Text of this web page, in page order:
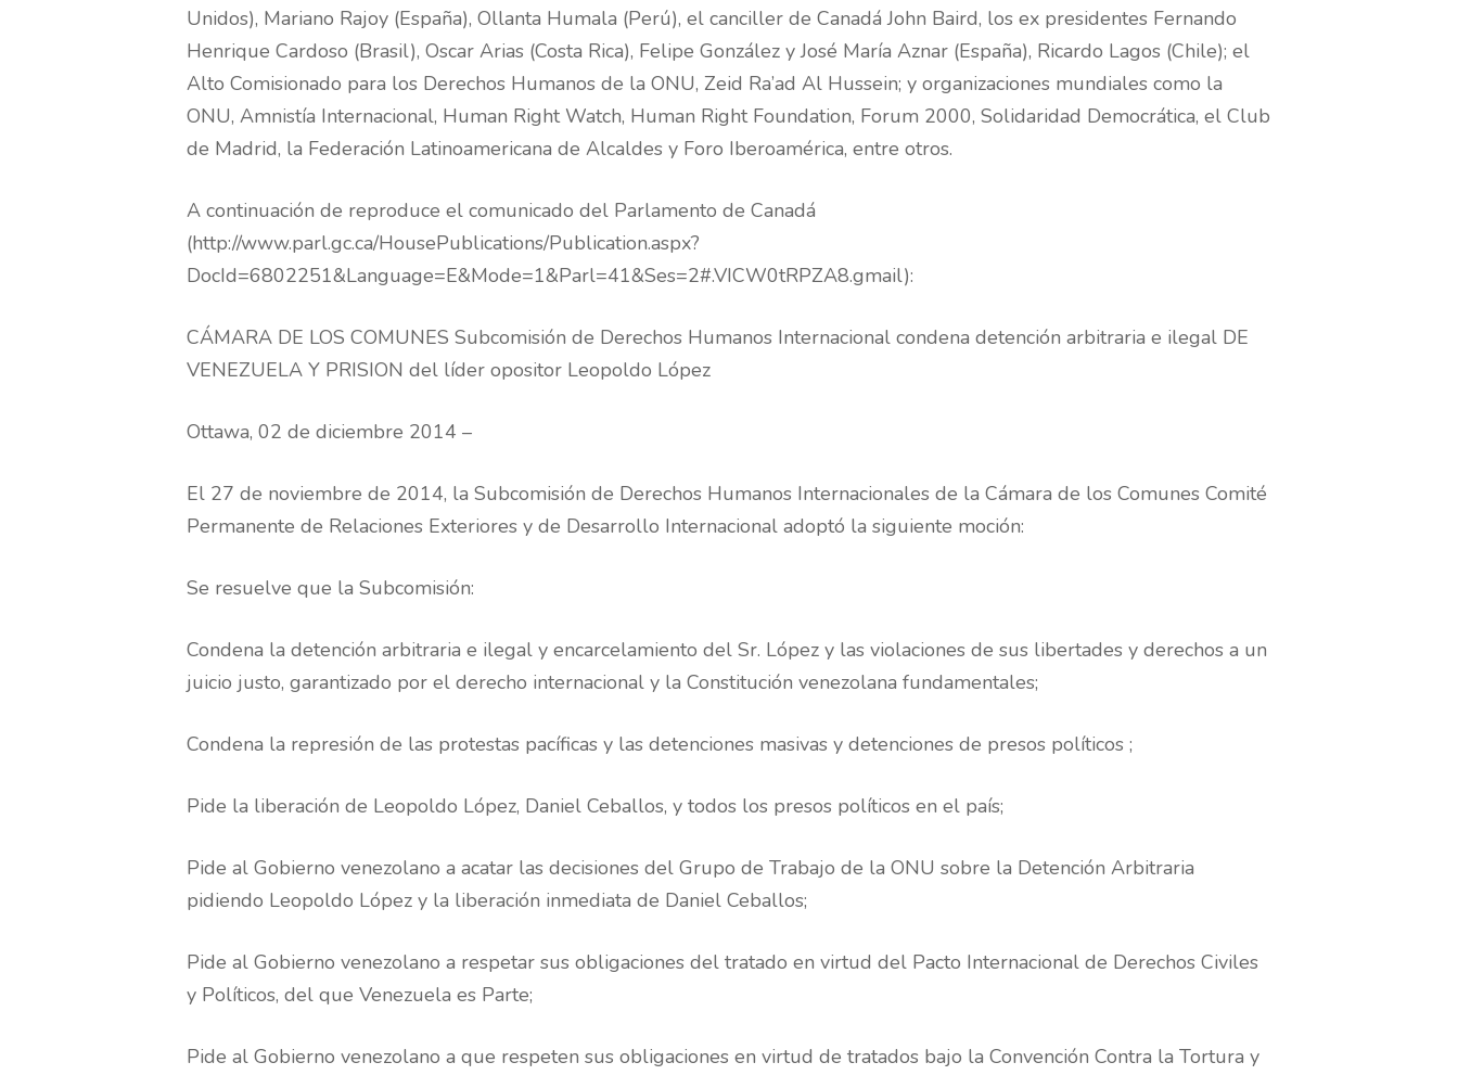
Unidos), Mariano Rajoy (España), Ollanta Humala (Perú), el canciller de Canadá John Baird, los ex presidentes Fernando
Henrique Cardoso (Brasil), Oscar Arias (Costa Rica), Felipe González y José María Aznar (España), Ricardo Lagos (Chile); el
Alto Comisionado para los Derechos Humanos de la ONU, Zeid Ra’ad Al Hussein; y organizaciones mundiales como la
ONU, Amnistía Internacional, Human Right Watch, Human Right Foundation, Forum 2000, Solidaridad Democrática, el Club
de Madrid, la Federación Latinoamericana de Alcaldes y Foro Iberoamérica, entre otros.
A continuación de reproduce el comunicado del Parlamento de Canadá
(http://www.parl.gc.ca/HousePublications/Publication.aspx?
DocId=6802251&Language=E&Mode=1&Parl=41&Ses=2#.VICW0tRPZA8.gmail):
CÁMARA DE LOS COMUNES Subcomisión de Derechos Humanos Internacional condena detención arbitraria e ilegal DE
VENEZUELA Y PRISION del líder opositor Leopoldo López
Ottawa, 02 de diciembre 2014 –
El 27 de noviembre de 2014, la Subcomisión de Derechos Humanos Internacionales de la Cámara de los Comunes Comité
Permanente de Relaciones Exteriores y de Desarrollo Internacional adoptó la siguiente moción:
Se resuelve que la Subcomisión:
Condena la detención arbitraria e ilegal y encarcelamiento del Sr. López y las violaciones de sus libertades y derechos a un
juicio justo, garantizado por el derecho internacional y la Constitución venezolana fundamentales;
Condena la represión de las protestas pacíficas y las detenciones masivas y detenciones de presos políticos ;
Pide la liberación de Leopoldo López, Daniel Ceballos, y todos los presos políticos en el país;
Pide al Gobierno venezolano a acatar las decisiones del Grupo de Trabajo de la ONU sobre la Detención Arbitraria
pidiendo Leopoldo López y la liberación inmediata de Daniel Ceballos;
Pide al Gobierno venezolano a respetar sus obligaciones del tratado en virtud del Pacto Internacional de Derechos Civiles
y Políticos, del que Venezuela es Parte;
Pide al Gobierno venezolano a que respeten sus obligaciones en virtud de tratados bajo la Convención Contra la Tortura y